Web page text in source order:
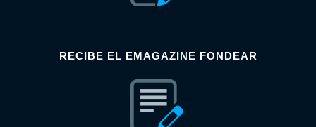
RECIBE EL EMAGAZINE FONDEAR